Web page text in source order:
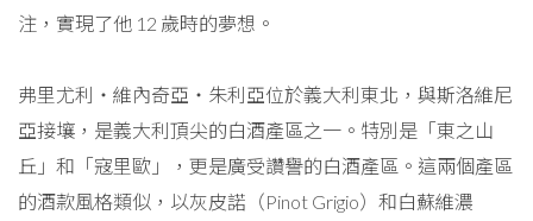
注，實現了他 12 歲時的夢想。
弗里尤利‧維內奇亞‧朱利亞位於義大利東北，與斯洛維尼
亞接壤，是義大利頂尖的白酒產區之一。特別是「東之山
丘」和「寇里歐」，更是廣受讚譽的白酒產區。這兩個產區
的酒款風格類似，以灰皮諾（Pinot Grigio）和白蘇維濃